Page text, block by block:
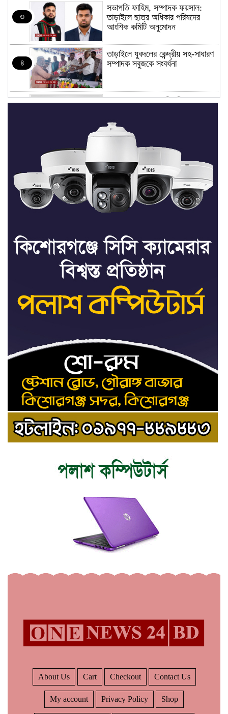
৩
সভাপতি ফাহিম, সম্পাদক ফয়সাল:
তাড়াইলে ছাত্র অধিকার পরিষদের
আংশিক কমিটি অনুমোদন
৪
তাড়াইলে যুবদলের কেন্দ্রীয় সহ-সাধারণ
সম্পাদক সবুজকে সংবর্ধনা
৪ মন্ত্রণালয়ে নতুন সচিব নিয়োগ, ২
শেখ হাসিনার সঙ্গে পালানোর ফ্লাইট
কীভাবে মিস করেছিলেন সালমান এফ
রহমান
৭
ভাত রান্নার সময় নরম হয়ে গেলে কী
করবেন
৮
মৃত্যুদণ্ড বাদ না দেওয়ায়
প্রত্যক্ষদর্শীদের তথ্য দেয়নি জাতিসংঘ:
ট্রাইব্যুনালকে প্রসিকিউটর
৯
তাড়াইলে রাউতি মানবসেবা ফাউন্ডেশনের
আয়োজনে কাফন-দাফন বিষয়ক বিশেষ
প্রশিক্ষণ কর্মশালা
About Us Cart Checkout Contact Us
My account Privacy Policy Shop